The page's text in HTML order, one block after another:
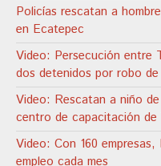
Policías rescatan a
en Ecatepec
Video: Persecución entre
dos detenidos por robo
Video: Rescatan a niño
centro de capacitación de
Video: Con 160
empleo cada mes